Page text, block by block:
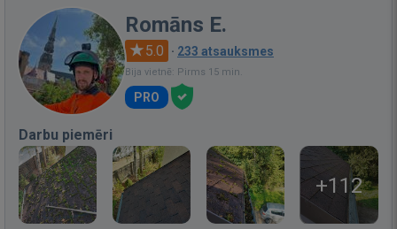
Romāns E.
5.0 · 233 atsauksmes
Bija vietnē: Pirms 15 min.
PRO
Darbu piemēri
+112